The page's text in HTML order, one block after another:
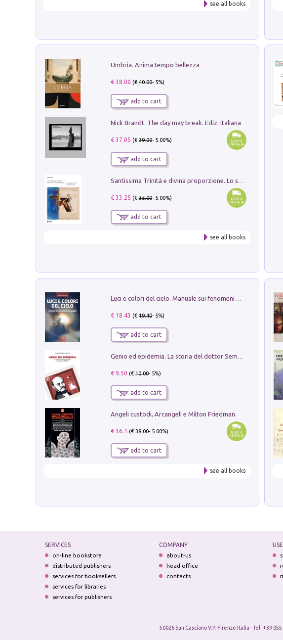
see all books
Umbria. Anima tempo bellezza
€ 38.00 (€40.00- 5%)
add to cart
Nick Brandt. The day may break. Ediz. italiana
€ 37.05 (€39.00- 5.00%)
add to cart
€ 33.25 (€35.00- 5.00%)
add to cart
see all books
€ 18.43 (€19.40- 5%)
add to cart
€ 9.50 (€10.00- 5%)
add to cart
Angeli custodi, Arcangeli e Milton Friedman.
€ 36.1 (€38.00- 5.00%)
add to cart
see all books
SERVICES
on-line bookstore
distributed publishers
services for booksellers
services for libraries
services for publishers
COMPANY
about-us
head office
contacts
50026 San Casciano V.P. Firenze Italia - Tel. +39